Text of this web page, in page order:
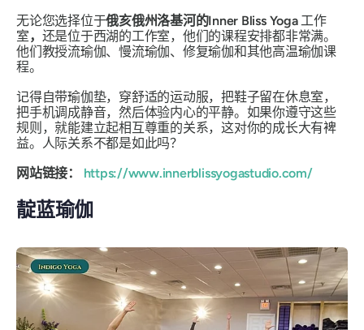
无论您选择位于俄亥俄州洛基河的Inner Bliss Yoga工作
室， 还是位于西湖的工作室，他们的课程安排都非常满。
他们教授流瑜伽、慢流瑜伽、修复瑜伽和其他高温瑜伽课
程。
记得自带瑜伽垫，穿舒适的运动服，把鞋子留在休息室，
把手机调成静音，然后体验内心的平静。如果你遵守这些
规则，就能建立起相互尊重的关系，这对你的成长大有裨
益。人际关系不都是如此吗？
网站链接：
https://www.innerblissyogastudio.com/
靛蓝瑜伽